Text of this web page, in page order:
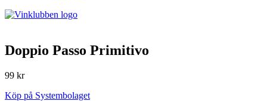
Doppio Passo Primitivo
99 kr
Köp på Systembolaget